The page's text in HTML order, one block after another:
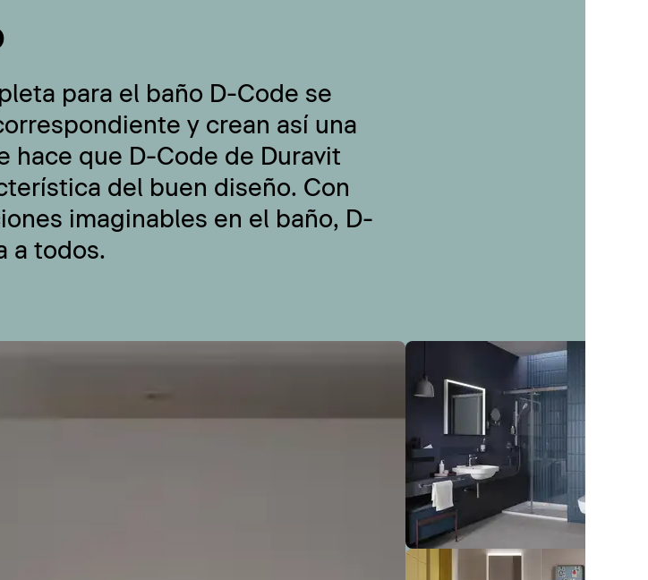
para el baño D-Code se
y crean así una
hace que D-Code de Duravit
del buen diseño. Con
imaginables en el baño, D-
a todos.